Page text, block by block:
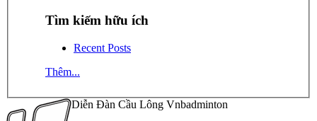
Tìm kiếm hữu ích
Recent Posts
Thêm...
Diễn Đàn Cầu Lông Vnbadminton